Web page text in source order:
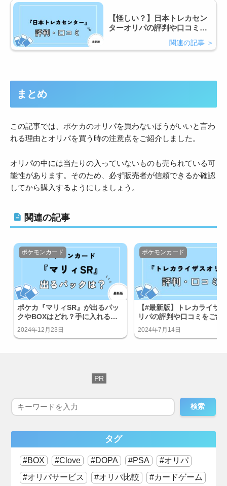
【怪しい？】日本トレカセン
ターオリパの評判や口コミ！
まとめ
この記事では、ポケカのオリパを買わないほうがいいと言わ
れる理由とオリパを買う時の注意点をご紹介しました。
オリパの中には当たりの入っていないものも売られている可
能性があります。そのため、必ず販売者が信頼できるか確認
してから購入するようにしましょう。
関連の記事
ポケカ『マリィSR』が出るパッ
クやBOXはどれ？手に入れる方
法を知りたい
2024年12月23日
ポケモンカード
【#最新版】トレカライザ
リパの評判や口コミをご紹
しいオリパではない？
2024年7月14日
ポケモンカード
検索
タグ
BOX Clove DOPA PSA
オリパ
オリパサービス
オリパ比較
カードゲーム